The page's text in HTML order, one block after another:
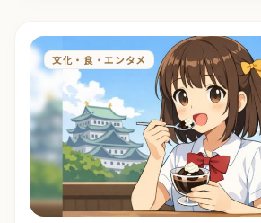
文化・食・エンタメ